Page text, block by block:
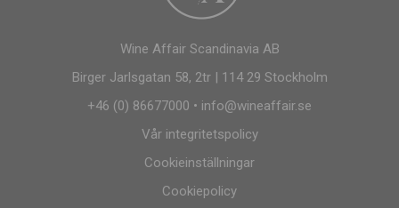
Wine Affair Scandinavia AB
Birger Jarlsgatan 58, 2tr | 114 29 Stockholm
+46 (0) 86677000 • info@wineaffair.se
Vår integritetspolicy
Cookieinställningar
Cookiepolicy